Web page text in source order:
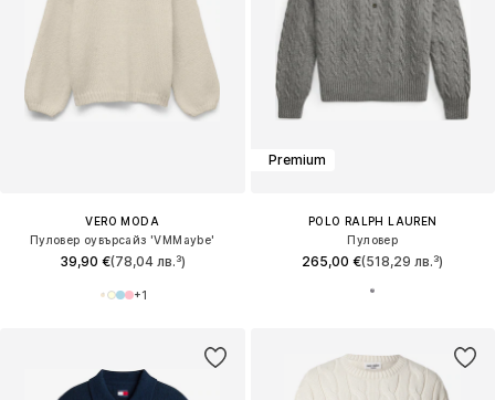
VERO MODA
Пуловер оувърсайз 'VMMaybe'
39,90 €(78,04 лв.³)
+1
Premium
POLO RALPH LAUREN
Пуловер
265,00 €(518,29 лв.³)